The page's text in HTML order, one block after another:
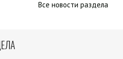
Все новости раздела